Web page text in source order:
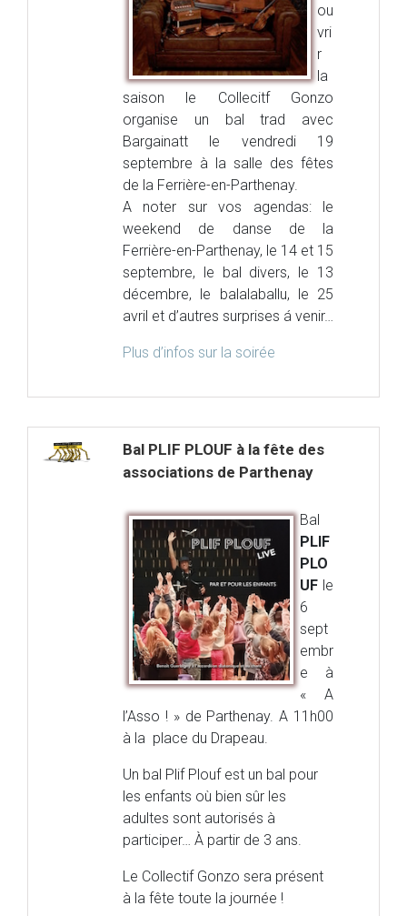
ou
vri
r
la
saison le Collecitf Gonzo
organise un bal trad avec
Bargainatt le vendredi 19
septembre à la salle des fêtes
de la Ferrière-en-Parthenay.
A noter sur vos agendas: le
weekend de danse de la
Ferrière-en-Parthenay, le 14 et 15
septembre, le bal divers, le 13
décembre, le balalaballu, le 25
avril et d’autres surprises á venir…
Plus d’infos sur la soirée
Bal PLIF PLOUF à la fête des
associations de Parthenay
Bal
PLIF
PLO
UF le
6
sept
embr
e à
« A
l’Asso ! » de Parthenay. A 11h00
à la place du Drapeau.
Un bal Plif Plouf est un bal pour
les enfants où bien sûr les
adultes sont autorisés à
participer… À partir de 3 ans.
Le Collectif Gonzo sera présent
à la fête toute la journée !